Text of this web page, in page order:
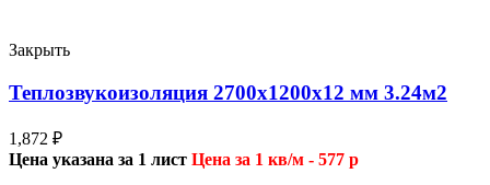
Закрыть
Теплозвукоизоляция 2700х1200х12 мм 3.24м2
1,872 ₽
Цена указана за 1 лист Цена за 1 кв/м - 577 р